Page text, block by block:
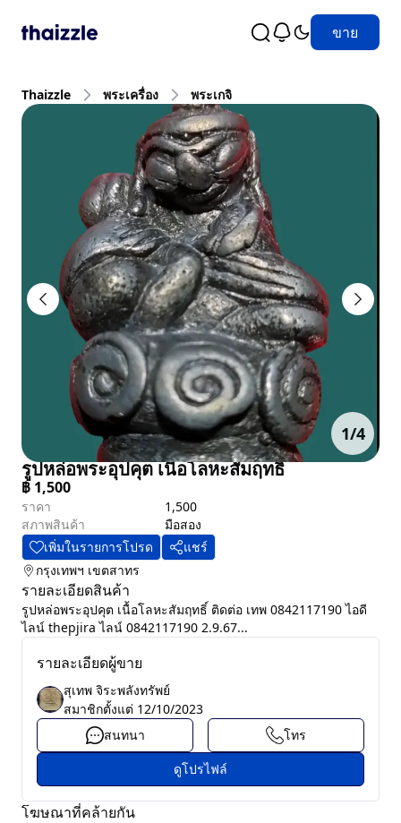
ขาย
Thaizzle พระเครื่อง พระเกจิ
1/4
รูปหล่อพระอุปคุต เนื้อโลหะสัมฤทธิ์
฿1,500
ราคา
1,500
สภาพสินค้า
มือสอง
เพิ่มในรายการโปรด
แชร์
กรุงเทพฯ เขตสาทร
รายละเอียดสินค้า
รูปหล่อพระอุปคุต เนื้อโลหะสัมฤทธิ์ ติดต่อ เทพ 0842117190 ไอดี
ไลน์ thepjira ไลน์ 0842117190 2.9.67...
รายละเอียดผู้ขาย
สุเทพ จิระพลังทรัพย์
สมาชิกตั้งแต่ 12/10/2023
สนทนา
โทร
ดูโปรไฟล์
โฆษณาที่คล้ายกัน